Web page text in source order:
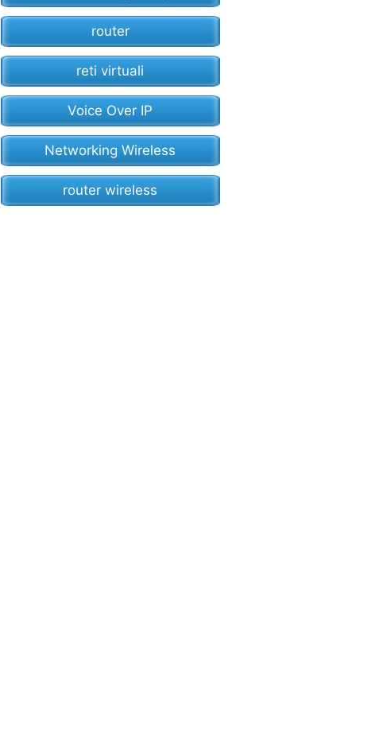
router
reti virtuali
Voice Over IP
Networking Wireless
router wireless